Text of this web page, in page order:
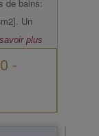
de bains:
Un
plus
-